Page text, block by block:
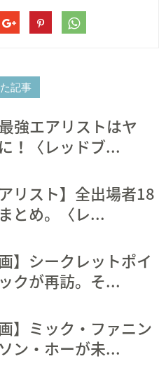
記事
最強エアリストはヤ
！〈レッドブ...
リスト】全出場者18
とめ。〈レ...
】シークレットポイ
クが再訪。そ...
】ミック・ファニン
ン・ホーが未...